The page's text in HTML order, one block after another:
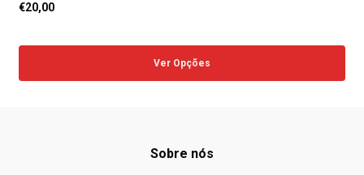
€20,00
Ver Opções
Sobre nós